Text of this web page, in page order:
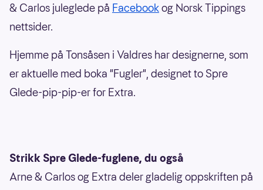
& Carlos juleglede på Facebookog Norsk Tippings
nettsider.
Hjemme på Tonsåsen i Valdres har designerne, som
er aktuelle med boka "Fugler", designet to Spre
Glede-pip-pip-er for Extra.
Strikk Spre Glede-fuglene, du også
Arne & Carlos og Extra deler gladelig oppskriften på